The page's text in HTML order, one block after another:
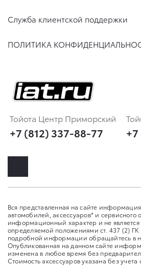
Служба клиентской поддержки
ПОЛИТИКА
Тойота Центр Приморский
+7 (812) 337-88-77
Вся представленная на сайте
автомобилей, аксессуаров* и сервисного
информационный характер и не
определяемой положениями ст. 437 (2)
подробной информации обращайтесь в
Опубликованная на данном сайте
изменена в любое время без
Стоимость аксессуаров указана без учета